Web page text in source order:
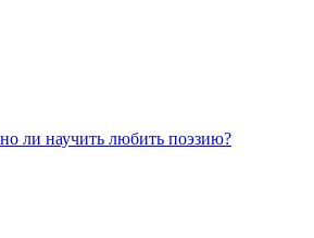
ли научить любить поэзию?